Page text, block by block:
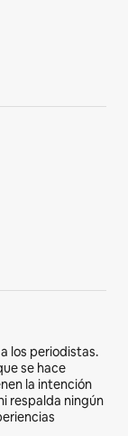
los periodistas.
se hace
la intención
respalda ningún